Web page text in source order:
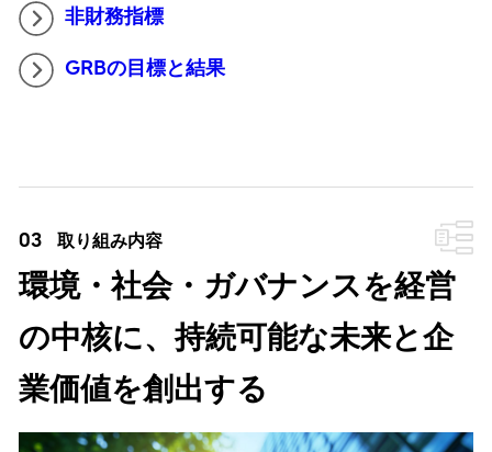
非財務指標
GRBの目標と結果
03 取り組み内容
環境・社会・ガバナンスを経営
の中核に、持続可能な未来と企
業価値を創出する